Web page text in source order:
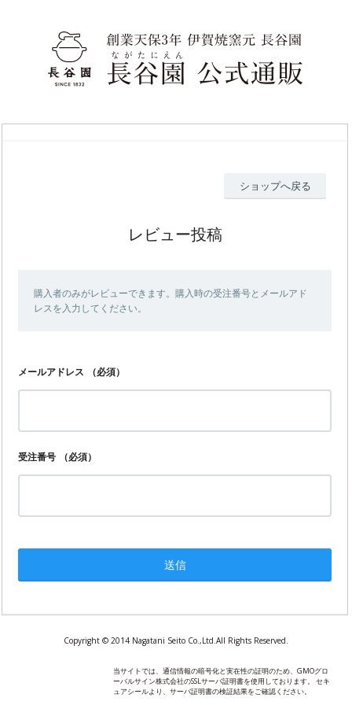
ショップへ戻る
レビュー投稿
購入者のみがレビューできます。購入時の受注番号とメールアド
レスを入力してください。
メールアドレス （必須）
受注番号 （必須）
Copyright © 2014 Nagatani Seito Co.,Ltd.All Rights Reserved.
当サイトでは、通信情報の暗号化と実在性の証明のため、GMOグロ
ーバルサイン株式会社のSSLサーバ証明書を使用しております。 セキ
ュアシールより、サーバ証明書の検証結果をご確認ください。